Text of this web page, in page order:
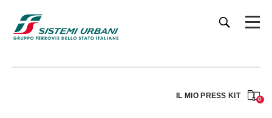
IL MIO PRESS KIT 0